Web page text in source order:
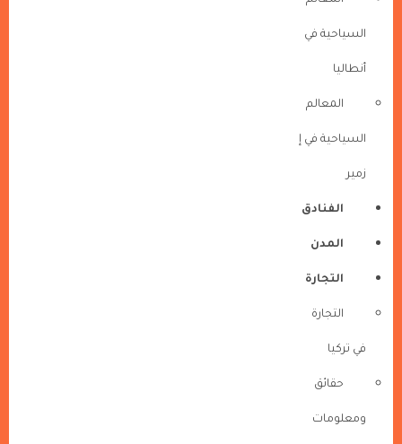
السياحية في
أنطاليا
المعالم
السياحية في إ
زمير
الفنادق
المدن
التجارة
التجارة
في تركيا
حقائق
ومعلومات